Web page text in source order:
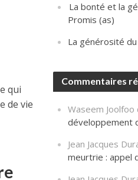
qui
de vie
La bonté et la
Promis (as)
La générosité
Commentaires
Waseem Joolfoo
développement
Jean Jacques
meurtrie : appel